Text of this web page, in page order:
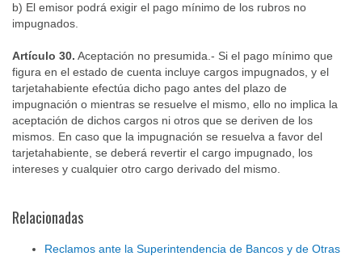
b) El emisor podrá exigir el pago mínimo de los rubros no
impugnados.
Artículo 30. Aceptación no presumida.- Si el pago mínimo que
figura en el estado de cuenta incluye cargos impugnados, y el
tarjetahabiente efectúa dicho pago antes del plazo de
impugnación o mientras se resuelve el mismo, ello no implica la
aceptación de dichos cargos ni otros que se deriven de los
mismos. En caso que la impugnación se resuelva a favor del
tarjetahabiente, se deberá revertir el cargo impugnado, los
intereses y cualquier otro cargo derivado del mismo.
Relacionadas
Reclamos ante la Superintendencia de Bancos y de Otras